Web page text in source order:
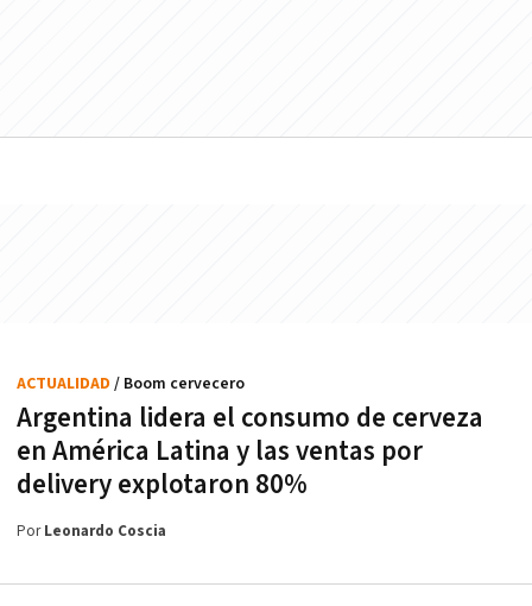
Argentina lidera el consumo de cerveza
en América Latina y las ventas por
delivery explotaron 80%
ACTUALIDAD / Boom cervecero
PorLeonardo Coscia